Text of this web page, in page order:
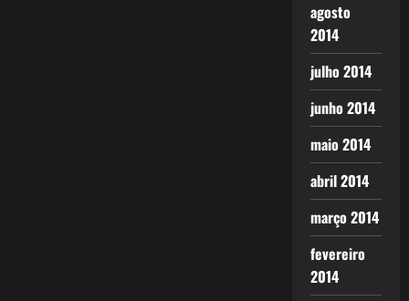
agosto
2014
julho 2014
junho 2014
maio 2014
abril 2014
março 2014
fevereiro
2014